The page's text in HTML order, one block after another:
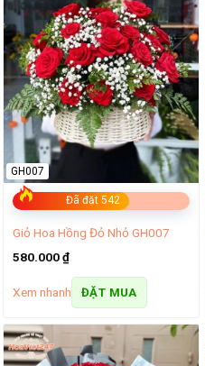
Đã đặt 542
GH007
Giỏ Hoa Hồng Đỏ Nhỏ GH007
580.000₫
Xem nhanh ĐẶT MUA